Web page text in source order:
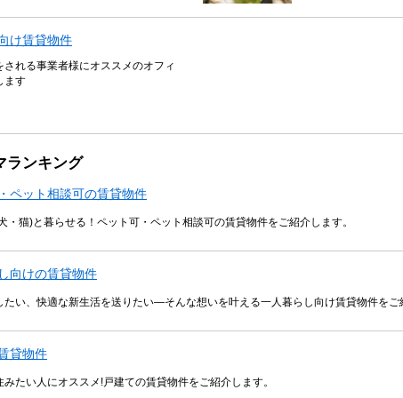
け賃貸物件
される事業者様にオススメのオフィ
ます
ランキング
ペット相談可の賃貸物件
・猫)と暮らせる！ペット可・ペット相談可の賃貸物件をご紹介します。
向けの賃貸物件
い、快適な新生活を送りたい―そんな想いを叶える一人暮らし向け賃貸物件をご
貸物件
たい人にオススメ!戸建ての賃貸物件をご紹介します。